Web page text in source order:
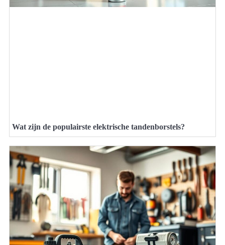
Wat zijn de populairste elektrische tandenborstels?